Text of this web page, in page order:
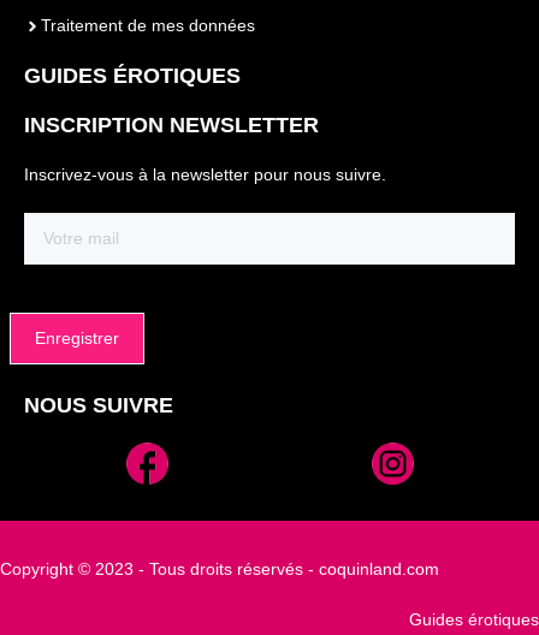
Traitement de mes données
GUIDES ÉROTIQUES
INSCRIPTION NEWSLETTER
Inscrivez-vous à la newsletter pour nous suivre.
Alternative:
NOUS SUIVRE
Copyright © 2023 - Tous droits réservés - coquinland.com
Guides érotiques